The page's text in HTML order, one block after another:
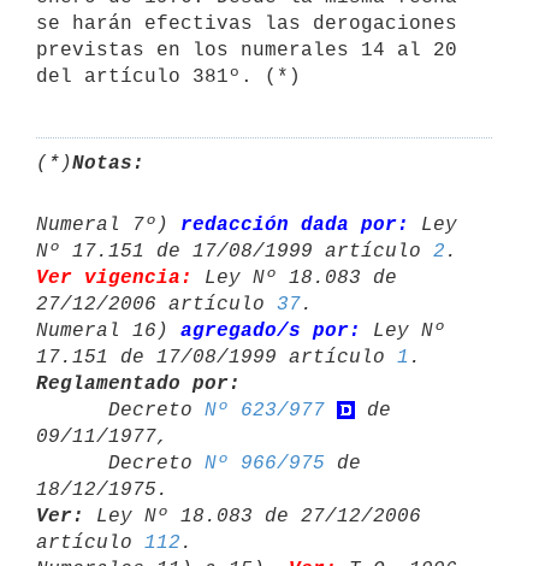
se harán efectivas las derogaciones
previstas en los numerales 14 al 20
del artículo 381º. (*)
(*)Notas:
Numeral 7º) redacción dada por:
Ley
Nº 17.151 de 17/08/1999 artículo 2
Ver vigencia:
Ley Nº 18.083 de
27/12/2006 artículo 37.
Numeral 16) agregado/s por:
Ley Nº
17.151 de 17/08/1999 artículo 1
Reglamentado por:
Decreto Nº 623/977
de
09/11/1977,
      Decreto
Nº 966/975 de
Ver:
Ley Nº 18.083 de 27/12/2006
artículo 112 .